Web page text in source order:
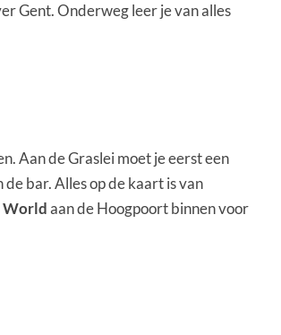
Gent. Onderweg leer je van alles
Aan de Graslei moet je eerst een
bar. Alles op de kaart is van
Worldaan de Hoogpoort binnen voor